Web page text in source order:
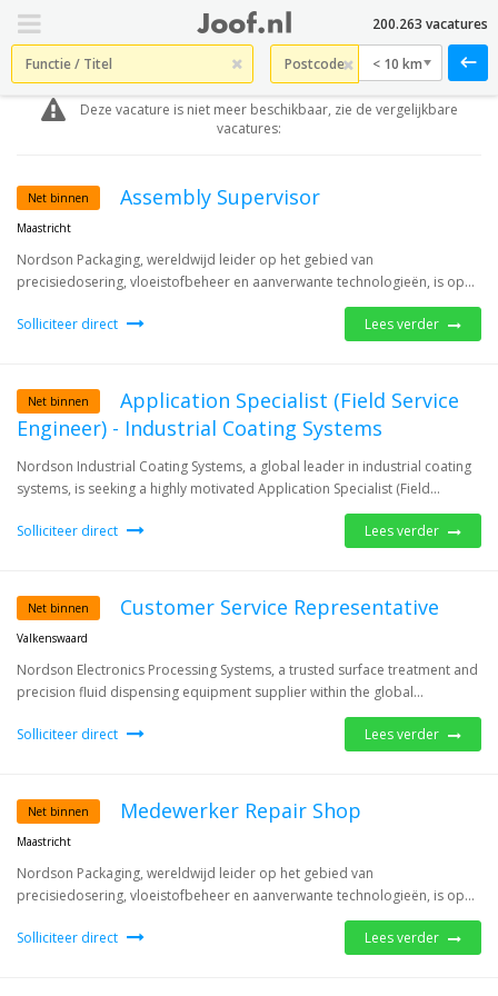
< 10 km
200.263 vacatures
Deze vacature is niet meer beschikbaar, zie de vergelijkbare
vacatures:
Net binnen Assembly Supervisor
Maastricht
Nordson Packaging, wereldwijd leider op het gebied van
precisiedosering, vloeistofbeheer en aanverwante technologieën, is op...
Solliciteer direct Lees verder
Net binnen
Application Specialist (Field Service
Engineer) - Industrial Coating Systems
Nordson Industrial Coating Systems, a global leader in industrial coating
systems, is seeking a highly motivated Application Specialist (Field...
Solliciteer direct Lees verder
Net binnen Customer Service Representative
Valkenswaard
Nordson Electronics Processing Systems, a trusted surface treatment and
precision fluid dispensing equipment supplier within the global...
Solliciteer direct Lees verder
Net binnen Medewerker Repair Shop
Maastricht
Nordson Packaging, wereldwijd leider op het gebied van
precisiedosering, vloeistofbeheer en aanverwante technologieën, is op...
Solliciteer direct Lees verder